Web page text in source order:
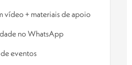
vídeo + materiais de apoio
no WhatsApp
eventos